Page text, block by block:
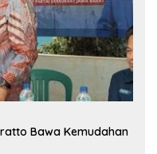
Bawa Kemudahan